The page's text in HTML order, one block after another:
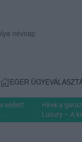
névnap
EGER ÜGYE
védett
Hírek a
Luxury – A